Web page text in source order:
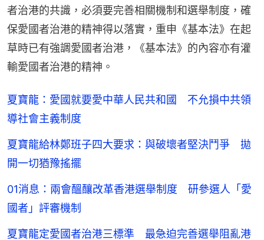
者治港的共識，必須要完善相關機制和選舉制度，確
保愛國者治港的精神得以落實，重申《基本法》在起
草時已有強調愛國者治港，《基本法》的內容亦有灌
輸愛國者治港的精神。
夏寶龍：愛國就要愛中華人民共和國 不允損中共領
導社會主義制度
夏寶龍給林鄭班子四大要求：與破壞者堅決鬥爭 拋
開一切猶豫搖擺
01消息：兩會醞釀改革香港選舉制度 研參選人「愛
國者」評審機制
夏寶龍定愛國者治港三標準 最急迫完善選舉阻亂港